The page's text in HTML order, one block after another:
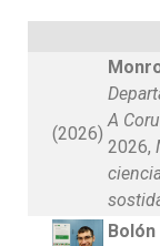
(2026)
A
2026,